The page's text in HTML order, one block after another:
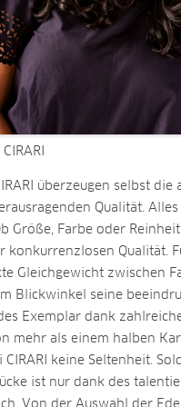
überzeugen selbst die
Qualität.
Größe, Farbe oder
konkurrenzlosen Qualität.
Gleichgewicht zwischen
Blickwinkel seine
Exemplar dank
mehr als einem halben
keine Seltenheit.
ist nur dank des
Von der Auswahl der